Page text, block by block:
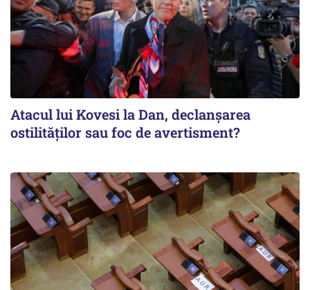
Atacul lui Kovesi la Dan, declanșarea
ostilităților sau foc de avertisment?